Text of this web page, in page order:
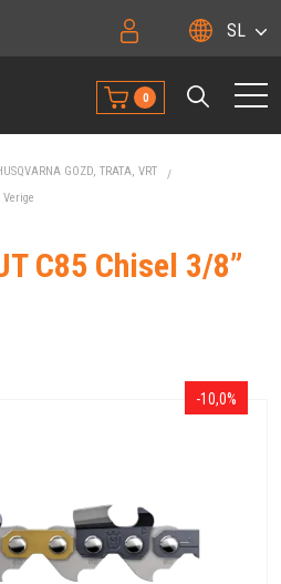
SL
0
GOZD, TRATA, VRT
Verige
C85 Chisel 3/8”
-10,0%